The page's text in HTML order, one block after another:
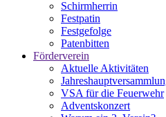
Schirmherrin
Festpatin
Festgefolge
Patenbitten
Förderverein
Aktuelle Aktivitäten
VSA für die Feuerwehr
Adventskonzert